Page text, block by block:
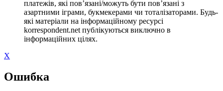
платежів, які пов’язані/можуть бути пов’язані з
азартними іграми, букмекерами чи тоталізаторами. Будь-
які матеріали на інформаційному ресурсі
korrespondent.net публікуються виключно в
інформаційних цілях.
X
Ошибка